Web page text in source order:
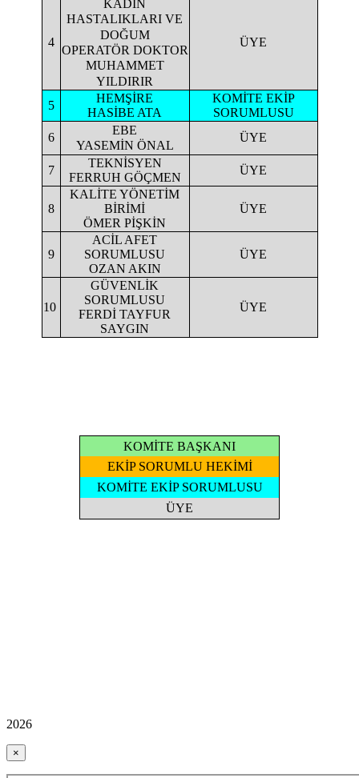
4
KADIN
HASTALIKLARI VE
DOĞUM
OPERATÖR DOKTOR
MUHAMMET
YILDIRIR
ÜYE
5
HEMŞİRE
HASİBE ATA
KOMİTE EKİP
SORUMLUSU
6
EBE
YASEMİN ÖNAL
ÜYE
7
TEKNİSYEN
FERRUH GÖÇMEN
ÜYE
8
KALİTE YÖNETİM
BİRİMİ
ÖMER PİŞKİN
ÜYE
9
ACİL AFET
SORUMLUSU
OZAN AKIN
ÜYE
10
GÜVENLİK
SORUMLUSU
FERDİ TAYFUR
SAYGIN
ÜYE
KOMİTE BAŞKANI
EKİP SORUMLU HEKİMİ
KOMİTE EKİP SORUMLUSU
ÜYE
2026
×